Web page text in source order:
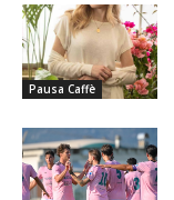
Pausa Caffè